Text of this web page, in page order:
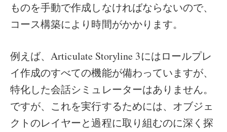
ものを手動で作成しなければならないので、
コース構築により時間がかかります。
例えば、Articulate Storyline 3にはロールプレ
イ作成のすべての機能が備わっていますが、
特化した会話シミュレーターはありません。
ですが、これを実行するためには、オブジェ
クトのレイヤーと過程に取り組むのに深く探